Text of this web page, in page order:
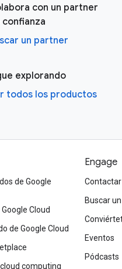
con un partner
confianza
un partner
explorando
todos los productos
de Google
Cloud
de Google Cloud
computing
Engage
Buscar
Eventos
Pódcasts